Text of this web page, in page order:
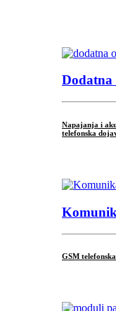
Dodatna
Napajanja i
telefonska
GSM